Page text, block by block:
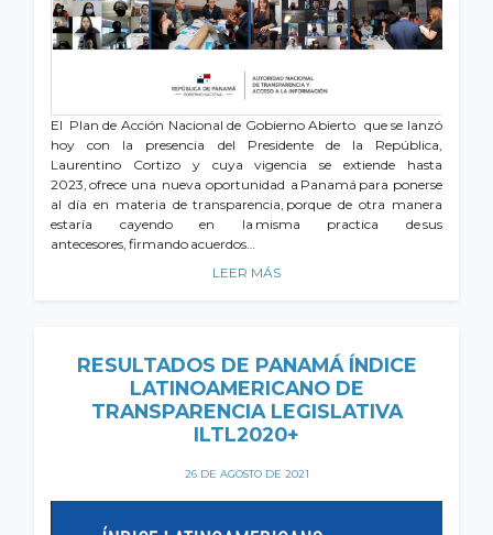
El Plan de Acción Nacional de Gobierno Abierto que se lanzó
hoy con la presencia del Presidente de la República,
Laurentino Cortizo y cuya vigencia se extiende hasta
2023, ofrece una nueva oportunidad a Panamá para ponerse
al día en materia de transparencia, porque de otra manera
estaría cayendo en la misma practica de sus
antecesores, firmando acuerdos…
LEER MÁS
RESULTADOS DE PANAMÁ ÍNDICE
LATINOAMERICANO DE
TRANSPARENCIA LEGISLATIVA
ILTL2020+
26 DE AGOSTO DE 2021